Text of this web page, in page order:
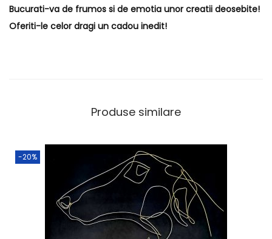
Bucurati-va de frumos si de emotia unor creatii deosebite!
Oferiti-le celor dragi un cadou inedit!
Produse similare
-20%